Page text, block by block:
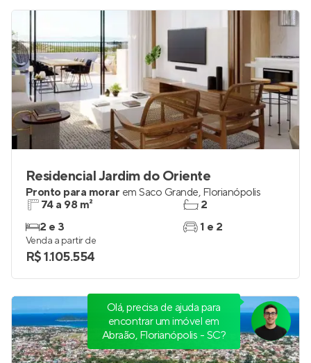
Residencial Jardim do Oriente
Pronto para morar em Saco Grande, Florianópolis
74 a 98 m²
2 e 3
2
1 e 2
Venda a partir de
R$ 1.105.554
Olá, precisa de ajuda para
encontrar um imóvel em
Abraão, Florianópolis - SC?